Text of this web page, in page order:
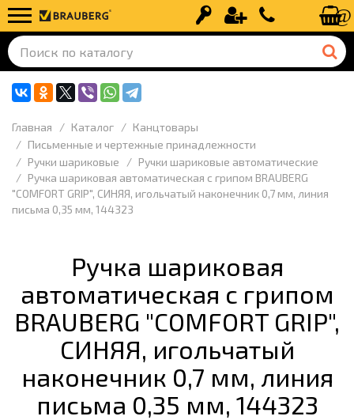
Вход Регистрация+7 (499) 110-
Главная Каталог
Канцтовары
Письменные и чертежные принадлежности
Ручки шариковые
Ручки шариковые автоматические
Ручка шариковая автоматическая с грипом BRAUBERG
"COMFORT GRIP", СИНЯЯ, игольчатый наконечник 0,7 мм, линия
письма 0,35 мм, 144323
Ручка шариковая
автоматическая с грипом
BRAUBERG "COMFORT GRIP",
СИНЯЯ, игольчатый
наконечник 0,7 мм, линия
письма 0,35 мм, 144323